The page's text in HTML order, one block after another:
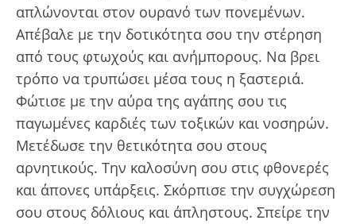
απλώνονται στον ουρανό των πονεμένων.
Απέβαλε με την δοτικότητα σου την στέρηση
από τους φτωχούς και ανήμπορους. Να βρει
τρόπο να τρυπώσει μέσα τους η ξαστεριά.
Φώτισε με την αύρα της αγάπης σου τις
παγωμένες καρδιές των τοξικών και νοσηρών.
Μετέδωσε την θετικότητα σου στους
αρνητικούς. Την καλοσύνη σου στις φθονερές
και άπονες υπάρξεις. Σκόρπισε την συγχώρεση
σου στους δόλιους και άπληστους. Σπείρε την